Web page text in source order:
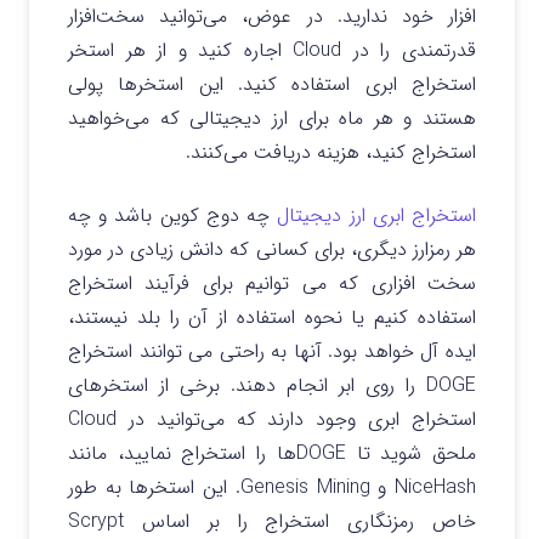
افزار خود ندارید. در عوض، می‌توانید سخت‌افزار
قدرتمندی را در Cloud اجاره کنید و از هر استخر
استخراج ابری استفاده کنید. این استخرها پولی
هستند و هر ماه برای ارز دیجیتالی که می‌خواهید
استخراج کنید، هزینه دریافت می‌کنند.
استخراج ابری ارز دیجیتال چه دوج کوین باشد و چه
هر رمزارز دیگری، برای کسانی که دانش زیادی در مورد
سخت افزاری که می توانیم برای فرآیند استخراج
استفاده کنیم یا نحوه استفاده از آن را بلد نیستند،
ایده آل خواهد بود. آنها به راحتی می توانند استخراج
DOGE را روی ابر انجام دهند. برخی از استخرهای
استخراج ابری وجود دارند که می‌توانید در Cloud
ملحق شوید تا DOGE‌ها را استخراج نمایید، مانند
NiceHash و Genesis Mining. این استخرها به طور
خاص رمزنگاری استخراج را بر اساس Scrypt